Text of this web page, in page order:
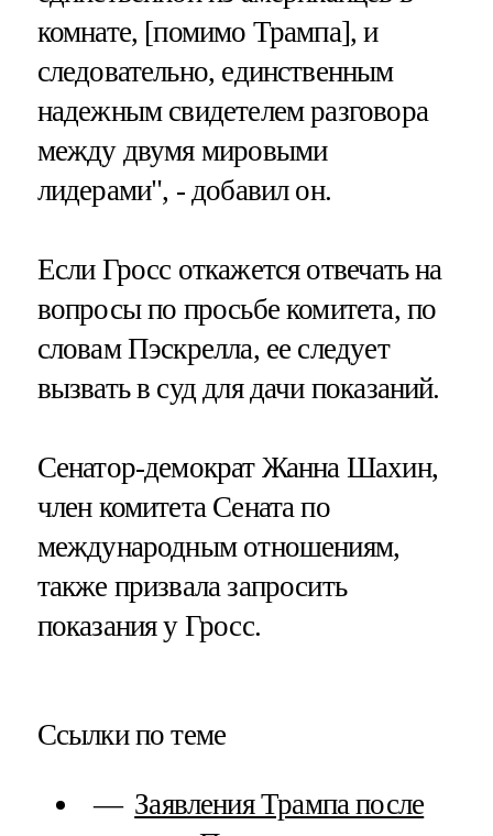
комнате, [помимо Трампа], и
следовательно, единственным
надежным свидетелем разговора
между двумя мировыми
лидерами", - добавил он.
Если Гросс откажется отвечать на
вопросы по просьбе комитета, по
словам Пэскрелла, ее следует
вызвать в суд для дачи показаний.
Сенатор-демократ Жанна Шахин,
член комитета Сената по
международным отношениям,
также призвала запросить
показания у Гросс.
Ссылки по теме
Заявления Трампа после